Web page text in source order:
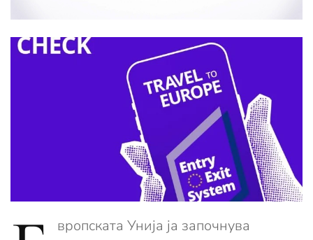
вропската Унија ја започнува